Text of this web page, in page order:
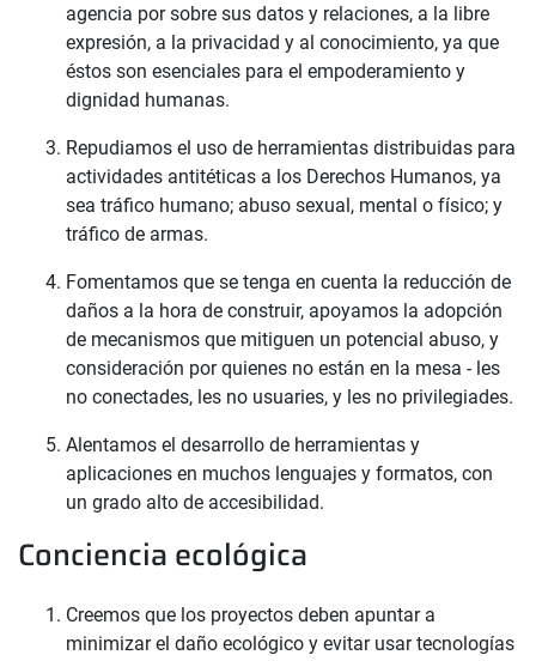
agencia por sobre sus datos y relaciones, a la libre
expresión, a la privacidad y al conocimiento, ya que
éstos son esenciales para el empoderamiento y
dignidad humanas.
Repudiamos el uso de herramientas distribuidas para
actividades antitéticas a los Derechos Humanos, ya
sea tráfico humano; abuso sexual, mental o físico; y
tráfico de armas.
Fomentamos que se tenga en cuenta la reducción de
daños a la hora de construir, apoyamos la adopción
de mecanismos que mitiguen un potencial abuso, y
consideración por quienes no están en la mesa - les
no conectades, les no usuaries, y les no privilegiades.
Alentamos el desarrollo de herramientas y
aplicaciones en muchos lenguajes y formatos, con
un grado alto de accesibilidad.
Conciencia ecológica
Creemos que los proyectos deben apuntar a
minimizar el daño ecológico y evitar usar tecnologías